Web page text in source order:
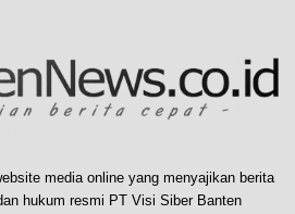
media online yang menyajikan berita
hukum resmi PT Visi Siber Banten